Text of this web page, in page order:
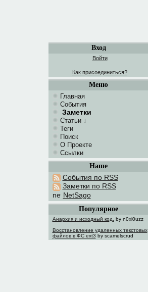
Вход
Войти
Как присоединиться?
Меню
Главная
События
Заметки
Статьи ↓
Теги
Поиск
О Проекте
Ссылки
Наше
События по RSS
Заметки по RSS
NetSago
Популярное
Анархия и исходный код.
by n0xi0uzz
Восстановление удаленных текстовых
файлов в ФС ext3 by scamelscrud